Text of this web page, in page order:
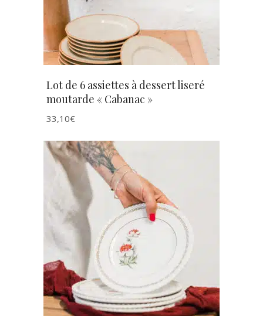
Lot de 6 assiettes à dessert liseré
moutarde « Cabanac »
33,10€
AJOUTER AU PANIER